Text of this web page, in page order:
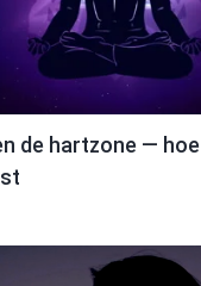
de hartzone —